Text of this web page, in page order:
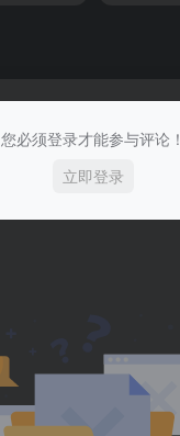
您必须登录才能参与评论！
立即登录